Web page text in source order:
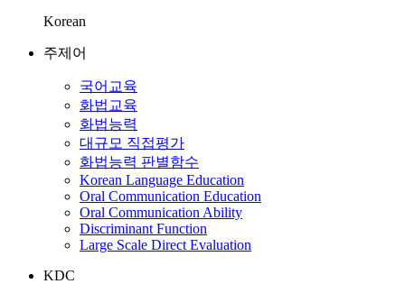
Korean
주제어
국어교육
화법교육
화법능력
대규모 직접평가
화법능력 판별함수
Korean Language Education
Oral Communication Education
Oral Communication Ability
Discriminant Function
Large Scale Direct Evaluation
KDC